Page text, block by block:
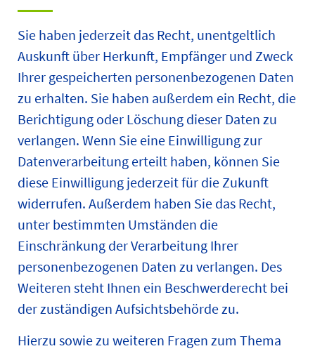
Sie haben jederzeit das Recht, unentgeltlich
Auskunft über Herkunft, Empfänger und Zweck
Ihrer gespeicherten personenbezogenen Daten
zu erhalten. Sie haben außerdem ein Recht, die
Berichtigung oder Löschung dieser Daten zu
verlangen. Wenn Sie eine Einwilligung zur
Datenverarbeitung erteilt haben, können Sie
diese Einwilligung jederzeit für die Zukunft
widerrufen. Außerdem haben Sie das Recht,
unter bestimmten Umständen die
Einschränkung der Verarbeitung Ihrer
personenbezogenen Daten zu verlangen. Des
Weiteren steht Ihnen ein Beschwerderecht bei
der zuständigen Aufsichtsbehörde zu.
Hierzu sowie zu weiteren Fragen zum Thema